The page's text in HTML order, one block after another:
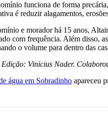
funciona de forma
é reduzir alagamentos,
e morador há 15 anos,
com frequência. Além disso,
o volume para dentro das
Vinicius Nader.
água em Sobradinho apareceu